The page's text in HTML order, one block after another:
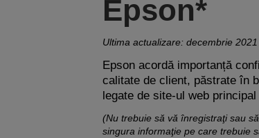
Epson*
Ultima actualizare: decembrie 2021
Epson acordă importanță
calitate de client, păstrate în
legate de site-ul web principal
(Nu trebuie să vă înregistraţi sau
singura informaţie pe care trebuie